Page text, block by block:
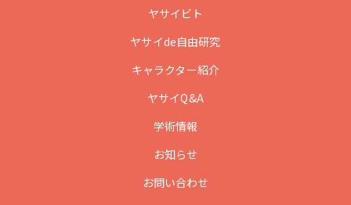
ヤサイビト
ヤサイde自由研究
キャラクター紹介
ヤサイQ&A
学術情報
お知らせ
お問い合わせ